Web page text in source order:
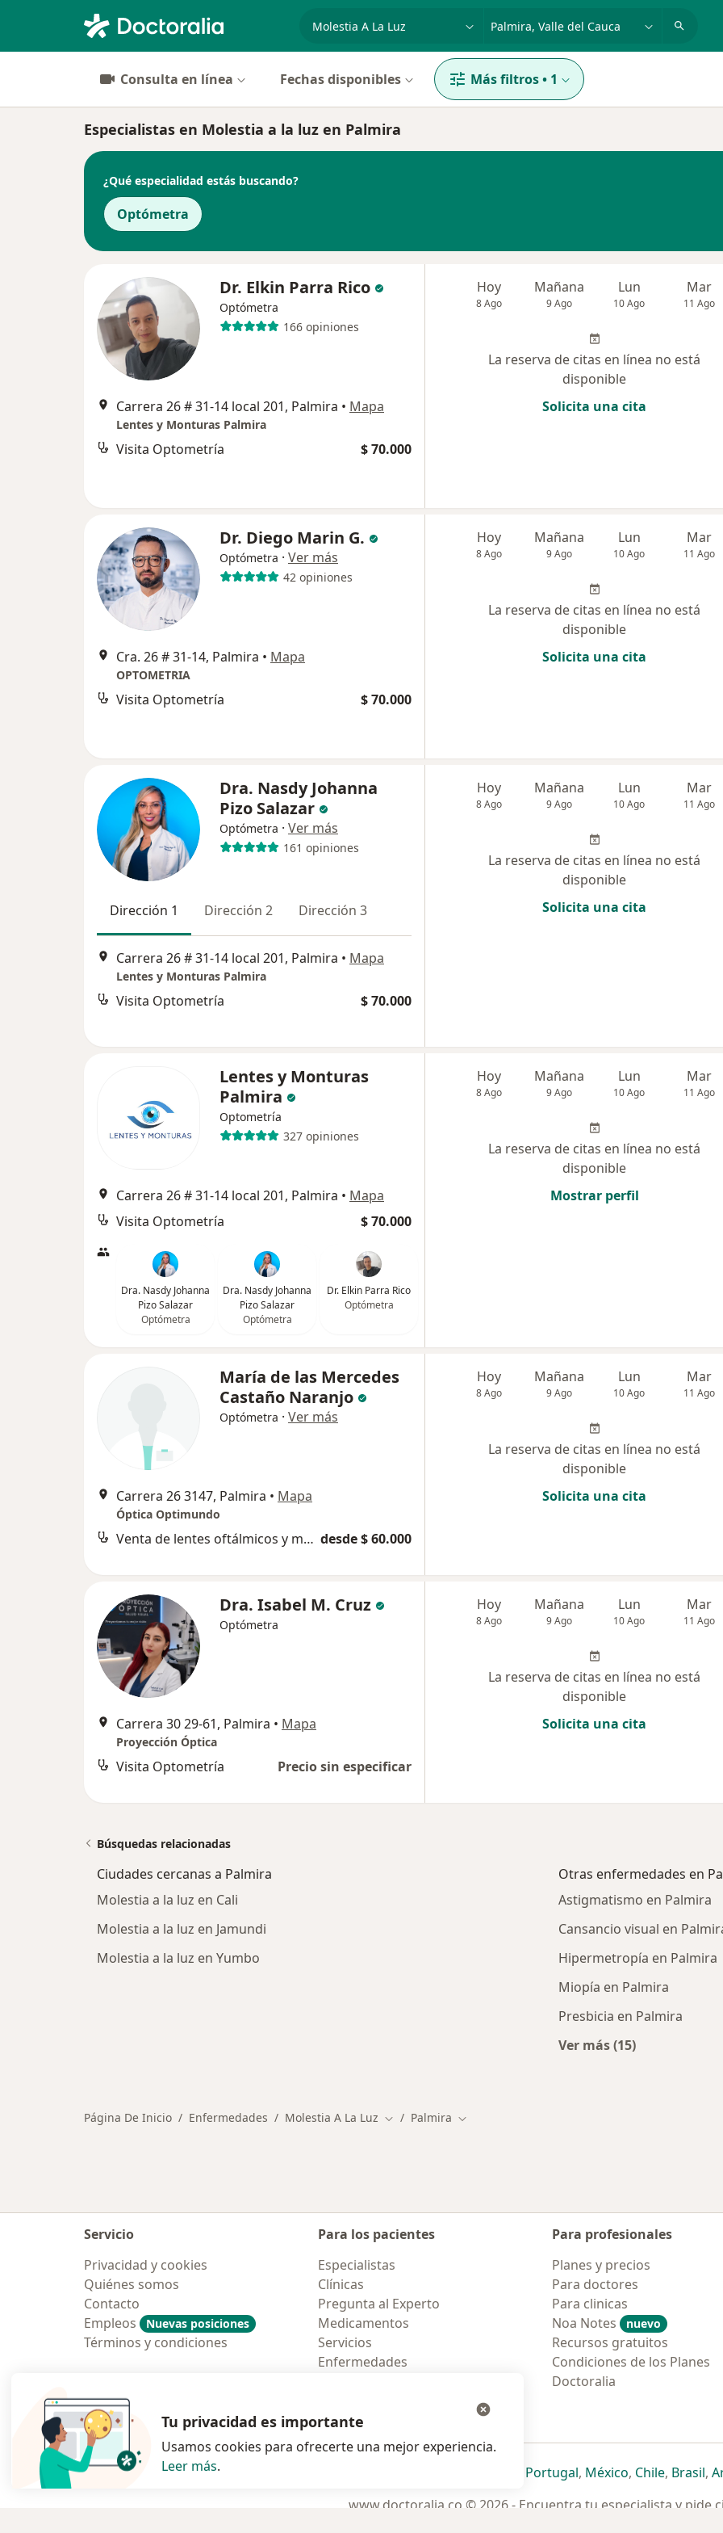
Consulta en línea Fechas disponibles Más filtros• 1
Especialistas en Molestia a la luz en Palmira
¿Qué especialidad estás buscando?
Optómetra
Dr. Elkin Parra Rico
Optómetra
166 opiniones
Carrera 26 # 31-14 local 201, Palmira • Mapa
Lentes y Monturas Palmira
Visita Optometría $ 70.000
Hoy
8 Ago
Mañana
9 Ago
Lun
10 Ago
Mar
11 Ago
La reserva de citas en línea no está
disponible
Solicita una cita
Dr. Diego Marin G.
Optómetra · Ver más
42 opiniones
Cra. 26 # 31-14, Palmira • Mapa
OPTOMETRIA
Visita Optometría $ 70.000
Hoy
8 Ago
Mañana
9 Ago
Lun
10 Ago
Mar
11 Ago
La reserva de citas en línea no está
disponible
Solicita una cita
Dra. Nasdy Johanna
Pizo Salazar
Optómetra · Ver más
161 opiniones
Dirección 1 Dirección 2 Dirección 3
Carrera 26 # 31-14 local 201, Palmira • Mapa
Lentes y Monturas Palmira
Visita Optometría $ 70.000
Hoy
8 Ago
Mañana
9 Ago
Lun
10 Ago
Mar
11 Ago
La reserva de citas en línea no está
disponible
Solicita una cita
Lentes y Monturas
Palmira
Optometría
327 opiniones
Carrera 26 # 31-14 local 201, Palmira • Mapa
Visita Optometría
$ 70.000
Dra. Nasdy Johanna
Pizo Salazar
Optómetra
Dra. Nasdy Johanna
Pizo Salazar
Optómetra
Dr. Elkin Parra Rico
Optómetra
Hoy
8 Ago
Mañana
9 Ago
Lun
10 Ago
Mar
11 Ago
La reserva de citas en línea no está
disponible
Mostrar perfil
María de las Mercedes
Castaño Naranjo
Optómetra · Ver más
Carrera 26 3147, Palmira • Mapa
Óptica Optimundo
Venta de lentes oftálmicos y monturas desde $ 60.000
Hoy
8 Ago
Mañana
9 Ago
Lun
10 Ago
Mar
11 Ago
La reserva de citas en línea no está
disponible
Solicita una cita
Dra. Isabel M. Cruz
Optómetra
Carrera 30 29-61, Palmira • Mapa
Proyección Óptica
Visita Optometría Precio sin especificar
Hoy
8 Ago
Mañana
9 Ago
Lun
10 Ago
Mar
11 Ago
La reserva de citas en línea no está
disponible
Solicita una cita
Búsquedas relacionadas
Ciudades cercanas a Palmira
Molestia a la luz en Cali
Molestia a la luz en Jamundi
Molestia a la luz en Yumbo
Otras enfermedades en
Astigmatismo en Palmira
Cansancio visual en
Hipermetropía en Palmira
Miopía en Palmira
Presbicia en Palmira
Ver más (15)
Página De Inicio Enfermedades Molestia A La Luz Cambiar de ciudad
Palmira Cambiar de ciudad
Servicio
Privacidad y cookies
Quiénes somos
Contacto
Empleos
Nuevas posiciones
Términos y condiciones
Para los pacientes
Especialistas
Clínicas
Pregunta al Experto
Medicamentos
Servicios
Enfermedades
Para profesionales
Planes y precios
Para doctores
Para clinicas
Noa Notes
nuevo
Recursos gratuitos
Condiciones de los Planes
Doctoralia
Polska se abre en una nueva pestaña
se abre en una nueva pestaña
se abre en una nueva pestaña
se abre en una nueva pestaña
Portugalse abre en una nueva
, Méxicose abre en una
, Chilese abre
, Brasilse
,
www.doctoralia.co © 2026 - Encuentra tu especialista y pide
Tu privacidad es importante
Usamos cookies para ofrecerte una mejor experiencia.
Leer más.